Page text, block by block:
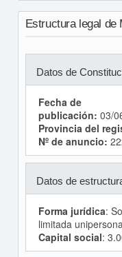
Estructura legal de
Datos de
Fecha de
publicación: 03/
Provincia del
Nº de anuncio:
Datos de
Forma jurídica:
limitada
Capital social: